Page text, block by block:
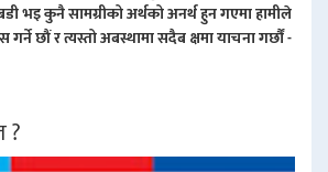
भइ कुनै सामग्रीको अर्थको अनर्थ हुन गएमा हामीले
गर्ने छौं र त्यस्तो अबस्थामा सदैब क्षमा याचना गर्छौं -
?